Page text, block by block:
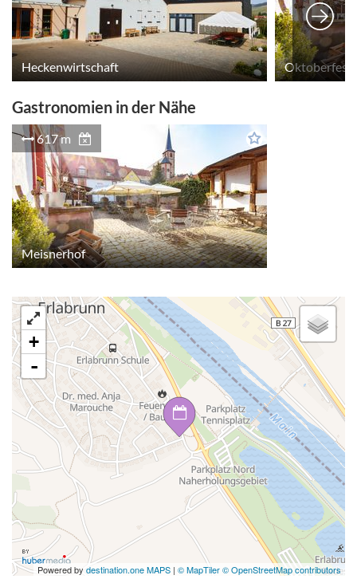
Heckenwirtschaft Oktoberfest
Gastronomien in der Nähe
617 m
Meisnerhof
+
-
Powered by destination.one MAPS | © MapTiler © OpenStreetMap contributors